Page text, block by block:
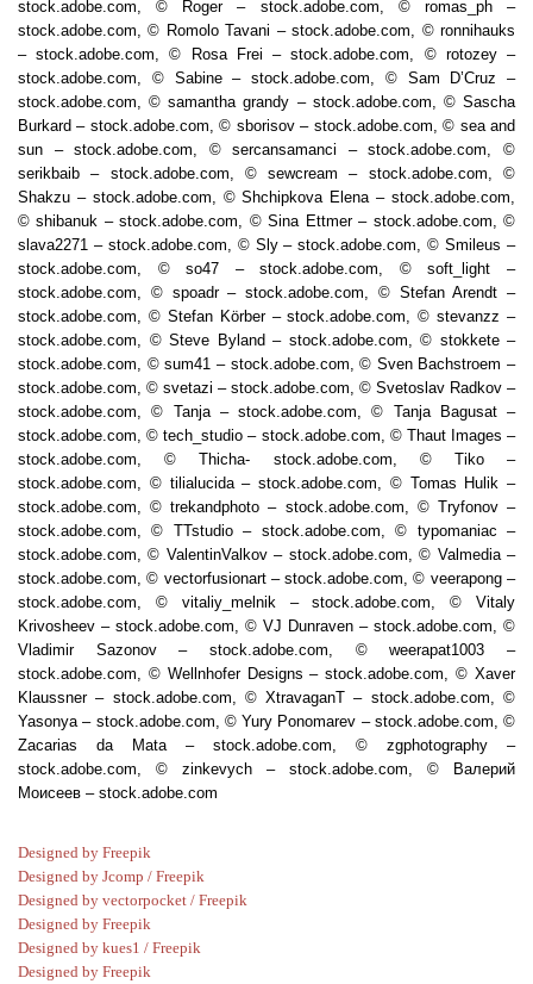
stock.adobe.com, © Roger – stock.adobe.com, © romas_ph –
stock.adobe.com, © Romolo Tavani – stock.adobe.com, © ronnihauks
– stock.adobe.com, © Rosa Frei – stock.adobe.com, © rotozey –
stock.adobe.com, © Sabine – stock.adobe.com, © Sam D’Cruz –
stock.adobe.com, © samantha grandy – stock.adobe.com, © Sascha
Burkard – stock.adobe.com, © sborisov – stock.adobe.com, © sea and
sun – stock.adobe.com, © sercansamanci – stock.adobe.com, ©
serikbaib – stock.adobe.com, © sewcream – stock.adobe.com, ©
Shakzu – stock.adobe.com, © Shchipkova Elena – stock.adobe.com,
© shibanuk – stock.adobe.com, © Sina Ettmer – stock.adobe.com, ©
slava2271 – stock.adobe.com, © Sly – stock.adobe.com, © Smileus –
stock.adobe.com, © so47 – stock.adobe.com, © soft_light –
stock.adobe.com, © spoadr – stock.adobe.com, © Stefan Arendt –
stock.adobe.com, © Stefan Körber – stock.adobe.com, © stevanzz –
stock.adobe.com, © Steve Byland – stock.adobe.com, © stokkete –
stock.adobe.com, © sum41 – stock.adobe.com, © Sven Bachstroem –
stock.adobe.com, © svetazi – stock.adobe.com, © Svetoslav Radkov –
stock.adobe.com, © Tanja – stock.adobe.com, © Tanja Bagusat –
stock.adobe.com, © tech_studio – stock.adobe.com, © Thaut Images –
stock.adobe.com, © Thicha- stock.adobe.com, © Tiko –
stock.adobe.com, © tilialucida – stock.adobe.com, © Tomas Hulik –
stock.adobe.com, © trekandphoto – stock.adobe.com, © Tryfonov –
stock.adobe.com, © TTstudio – stock.adobe.com, © typomaniac –
stock.adobe.com, © ValentinValkov – stock.adobe.com, © Valmedia –
stock.adobe.com, © vectorfusionart – stock.adobe.com, © veerapong –
stock.adobe.com, © vitaliy_melnik – stock.adobe.com, © Vitaly
Krivosheev – stock.adobe.com, © VJ Dunraven – stock.adobe.com, ©
Vladimir Sazonov – stock.adobe.com, © weerapat1003 –
stock.adobe.com, © Wellnhofer Designs – stock.adobe.com, © Xaver
Klaussner – stock.adobe.com, © XtravaganT – stock.adobe.com, ©
Yasonya – stock.adobe.com, © Yury Ponomarev – stock.adobe.com, ©
Zacarias da Mata – stock.adobe.com, © zgphotography –
stock.adobe.com, © zinkevych – stock.adobe.com, © Валерий
Моисеев – stock.adobe.com
Designed by Freepik
Designed by Jcomp / Freepik
Designed by vectorpocket / Freepik
Designed by Freepik
Designed by kues1 / Freepik
Designed by Freepik